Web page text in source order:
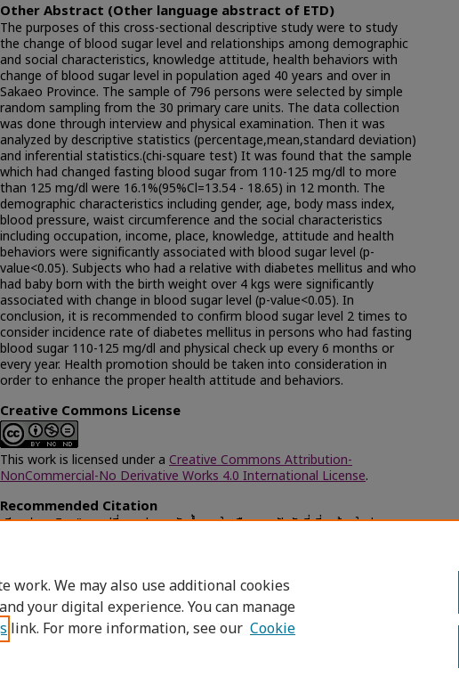
Other Abstract (Other language abstract of ETD)
The purposes of this cross-sectional descriptive study were to study
the change of blood sugar level and relationships among demographic
and social characteristics, knowledge attitude, health behaviors with
change of blood sugar level in population aged 40 years and over in
Sakaeo Province. The sample of 796 persons were selected by simple
random sampling from the 30 primary care units. The data collection
was done through interview and physical examination. Then it was
analyzed by descriptive statistics (percentage,mean,standard deviation)
and inferential statistics.(chi-square test) It was found that the sample
which had changed fasting blood sugar from 110-125 mg/dl to more
than 125 mg/dl were 16.1%(95%Cl=13.54 - 18.65) in 12 month. The
demographic characteristics including gender, age, body mass index,
blood pressure, waist circumference and the social characteristics
including occupation, income, place, knowledge, attitude and health
behaviors were significantly associated with blood sugar level (p-
value<0.05). Subjects who had a relative with diabetes mellitus and who
had baby born with the birth weight over 4 kgs were significantly
associated with change in blood sugar level (p-value<0.05). In
conclusion, it is recommended to confirm blood sugar level 2 times to
consider incidence rate of diabetes mellitus in persons who had fasting
blood sugar 110-125 mg/dl and physical check up every 6 months or
every year. Health promotion should be taken into consideration in
order to enhance the proper health attitude and behaviors.
Creative Commons License
This work is licensed under a Creative Commons Attribution-
NonCommercial-No Derivative Works 4.0 International License.
Recommended Citation
เขียวฟู, อรพิน, "การเปลี่ยนแปลงระดับน้ำตาลในเลือดและปัจจัยที่เกี่ยวข้องในประชากร
Accessibility
work. We may also use additional cookies
your digital experience. You can manage
link. For more information, see our Cookie